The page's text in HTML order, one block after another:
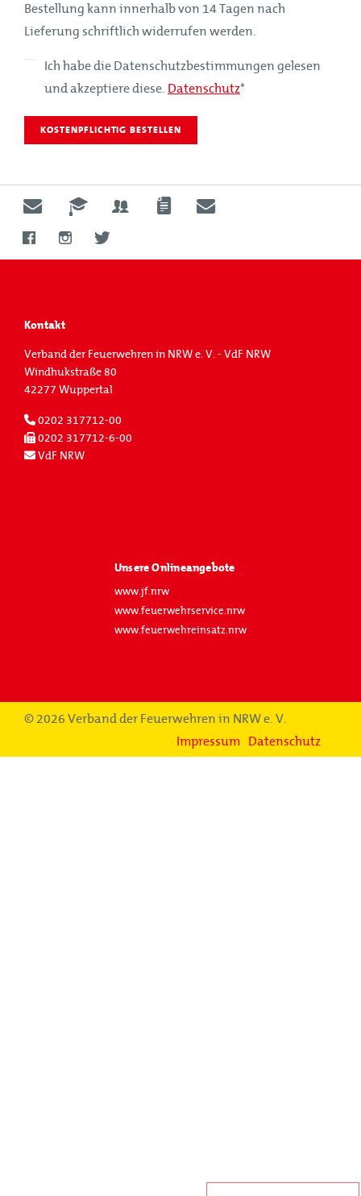
Bestellung kann innerhalb von 14 Tagen nach
Lieferung schriftlich widerrufen werden.
Ich habe die Datenschutzbestimmungen gelesen
und akzeptiere diese. Datenschutz*
KOSTENPFLICHTIG BESTELLEN
Kontakt
Verband der Feuerwehren in NRW e. V. - VdF NRW
Windhukstraße 80
42277 Wuppertal
0202 317712-00
0202 317712-6-00
VdF NRW
Unsere Onlineangebote
www.jf.nrw
www.feuerwehrservice.nrw
www.feuerwehreinsatz.nrw
© 2026 Verband der Feuerwehren in NRW e. V.
Impressum
Datenschutz